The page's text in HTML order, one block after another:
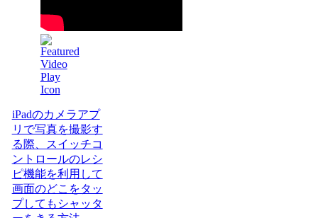
iPadのカメラアプ
リで写真を撮影す
る際、スイッチコ
ントロールのレシ
ピ機能を利用して
画面のどこをタッ
プしてもシャッタ